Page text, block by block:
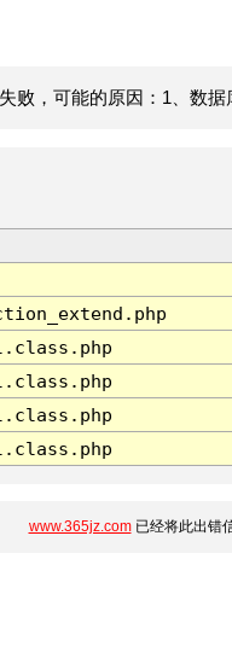
败，可能的原因：1、数据
www.365jz.com已经将此出错